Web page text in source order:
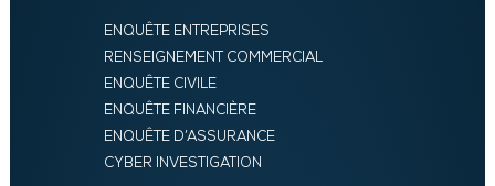
ENQUÊTE ENTREPRISES
RENSEIGNEMENT COMMERCIAL
ENQUÊTE CIVILE
ENQUÊTE FINANCIÈRE
ENQUÊTE D’ASSURANCE
CYBER INVESTIGATION